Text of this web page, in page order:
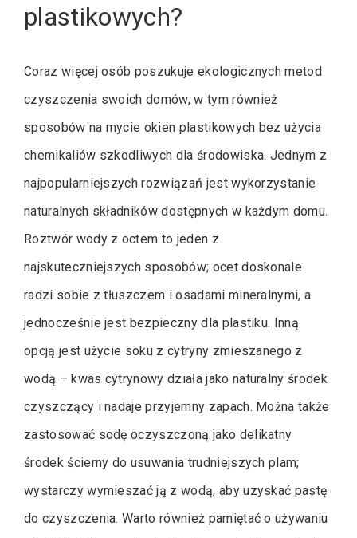
plastikowych?
Coraz więcej osób poszukuje ekologicznych metod
czyszczenia swoich domów, w tym również
sposobów na mycie okien plastikowych bez użycia
chemikaliów szkodliwych dla środowiska. Jednym z
najpopularniejszych rozwiązań jest wykorzystanie
naturalnych składników dostępnych w każdym domu.
Roztwór wody z octem to jeden z
najskuteczniejszych sposobów; ocet doskonale
radzi sobie z tłuszczem i osadami mineralnymi, a
jednocześnie jest bezpieczny dla plastiku. Inną
opcją jest użycie soku z cytryny zmieszanego z
wodą – kwas cytrynowy działa jako naturalny środek
czyszczący i nadaje przyjemny zapach. Można także
zastosować sodę oczyszczoną jako delikatny
środek ścierny do usuwania trudniejszych plam;
wystarczy wymieszać ją z wodą, aby uzyskać pastę
do czyszczenia. Warto również pamiętać o używaniu